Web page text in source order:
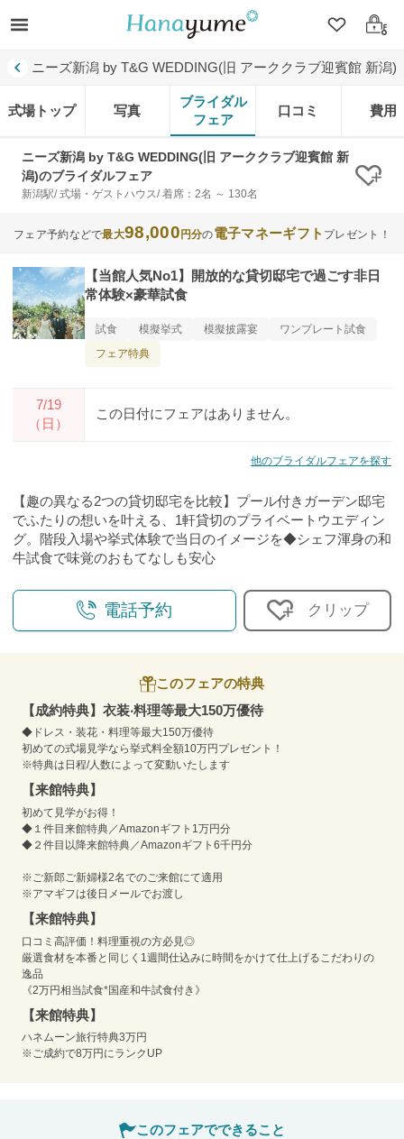
クリップ
ログ
ニーズ新潟 by T&G WEDDING(旧 アーククラブ迎賓館 新潟)
式場トップ 写真
ブライダル
フェア
口コミ 費用
ニーズ新潟 by T&G WEDDING(旧 アーククラブ迎賓館 新
潟)のブライダルフェア
新潟駅/ 式場・ゲストハウス/ 着席：2名 ～ 130名 ク
フェア予約などで最大98,000 円分の電子マネーギフト プレゼント！
【当館人気No1】開放的な貸切邸宅で過ごす非日
常体験×豪華試食
試食 模擬挙式 模擬披露宴
ワンプレート試食
フェア特典
7/19
（日）
この日付にフェアはありません。
他のブライダルフェアを探す
【趣の異なる2つの貸切邸宅を比較】プール付きガーデン邸宅
でふたりの想いを叶える、1軒貸切のプライベートウエディン
グ。階段入場や挙式体験で当日のイメージを◆シェフ渾身の和
牛試食で味覚のおもてなしも安心
電話予約 クリップ
このフェアの特典
【成約特典】⾐装‧料理等最⼤150万優待
◆ドレス・装花・料理等最大150万優待
初めての式場見学なら挙式料全額10万円プレゼント！
※特典は日程/人数によって変動いたします
【来館特典】
初めて見学がお得！
◆１件目来館特典／Amazonギフト1万円分
◆２件目以降来館特典／Amazonギフト6千円分
※ご新郎ご新婦様2名でのご来館にて適用
※アマギフは後日メールでお渡し
【来館特典】
口コミ高評価！料理重視の方必見◎
厳選食材を本番と同じく1週間仕込みに時間をかけて仕上げるこだわりの
逸品
《2万円相当試食*国産和牛試食付き》
【来館特典】
ハネムーン旅行特典3万円
※ご成約で8万円にランクUP
このフェアでできること